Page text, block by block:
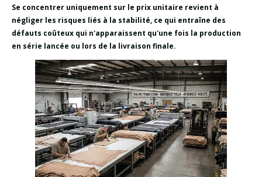
Se concentrer uniquement sur le prix unitaire revient à
négliger les risques liés à la stabilité, ce qui entraîne des
défauts coûteux qui n'apparaissent qu'une fois la production
en série lancée ou lors de la livraison finale.